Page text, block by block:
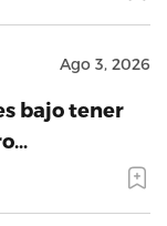
Ago 3, 2026
bajo tener